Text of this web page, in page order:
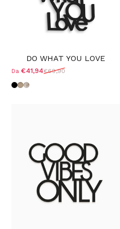
DO WHAT YOU LOVE
Prezzo scontato
Da €41,94
Prezzo di listino
€69,90
Nero
Tortora
Shabby